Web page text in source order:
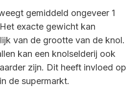
gemiddeld ongeveer 1
exacte gewicht kan
van de grootte van de knol.
kan een knolselderij ook
zijn. Dit heeft invloed op
de supermarkt.